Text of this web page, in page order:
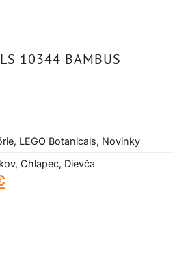
10344 BAMBUS
, LEGO Botanicals, Novinky
, Chlapec, Dievča